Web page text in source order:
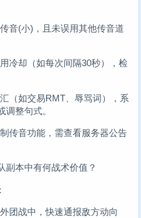
音(小)，且未误用其他传音道
冷却（如每次间隔30秒），检
（如交易RMT、辱骂词），系
整句式。
传音功能，需查看服务器公告
副本中有何战术价值？
团战中，快速通报敌方动向